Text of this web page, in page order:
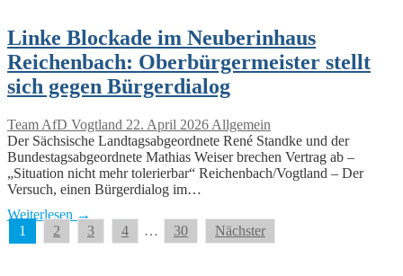
Linke Blockade im Neuberinhaus
Reichenbach: Oberbürgermeister stellt
sich gegen Bürgerdialog
Team AfD Vogtland 22. April 2026 Allgemein
Der Sächsische Landtagsabgeordnete René Standke und der
Bundestagsabgeordnete Mathias Weiser brechen Vertrag ab –
„Situation nicht mehr tolerierbar“ Reichenbach/Vogtland – Der
Versuch, einen Bürgerdialog im…
Weiterlesen →
Seitennummerierung
1 2 3 4 … 30 Nächster